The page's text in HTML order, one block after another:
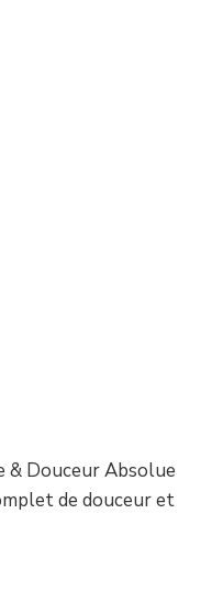
DH.
& Douceur Absolue
de douceur et